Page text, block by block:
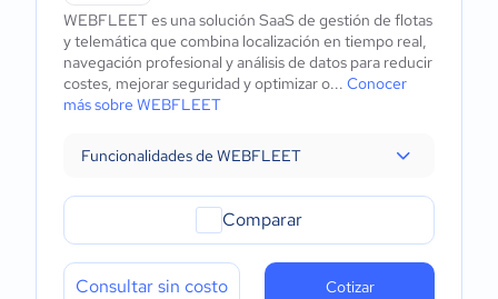
WEBFLEET es una solución SaaS de gestión de flotas
y telemática que combina localización en tiempo real,
navegación profesional y análisis de datos para reducir
costes, mejorar seguridad y optimizar o... Conocer
más sobre WEBFLEET
Funcionalidades de WEBFLEET
Comparar
Consultar sin costo Cotizar